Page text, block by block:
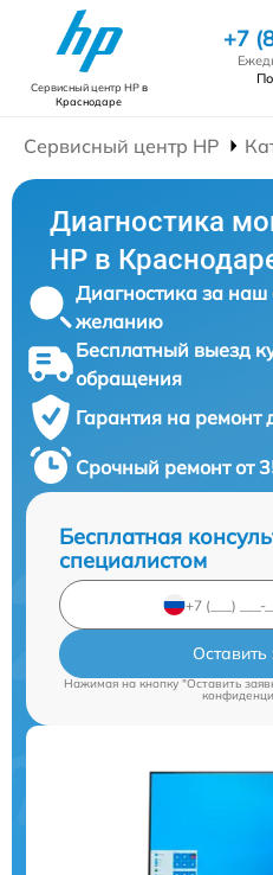
Сервисный центр HPв
Краснодаре
+7
Сервисный центр HP
Диагностика
HP в
Диагностика за наш
желанию
Бесплатный выезд
обращения
Гарантия на ремонт
Срочный ремонт от
Бесплатная
специалистом
Оставить
Нажимая на кнопку "Оставить